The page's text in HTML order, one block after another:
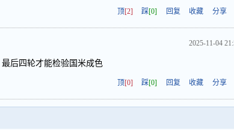
顶[2] 踩[0] 回复 收藏 分享
2025-11-04
后四轮才能检验国米成色
顶[0] 踩[0] 回复 收藏 分享